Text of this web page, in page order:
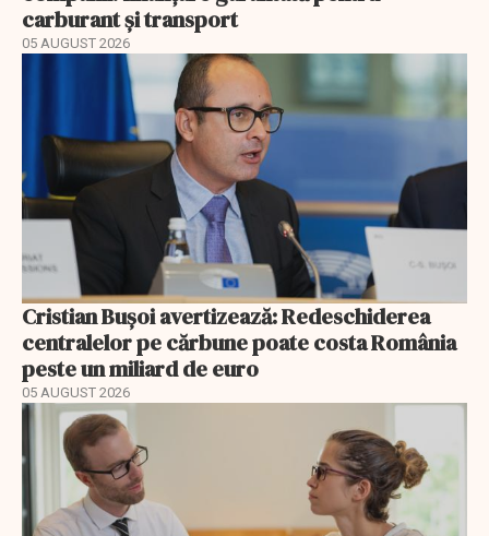
carburant și transport
05 AUGUST 2026
Cristian Bușoi avertizează: Redeschiderea
centralelor pe cărbune poate costa România
peste un miliard de euro
05 AUGUST 2026